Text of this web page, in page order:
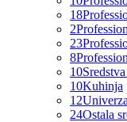
18
2
23
8
10
10Kuhinja
12
24Ostala